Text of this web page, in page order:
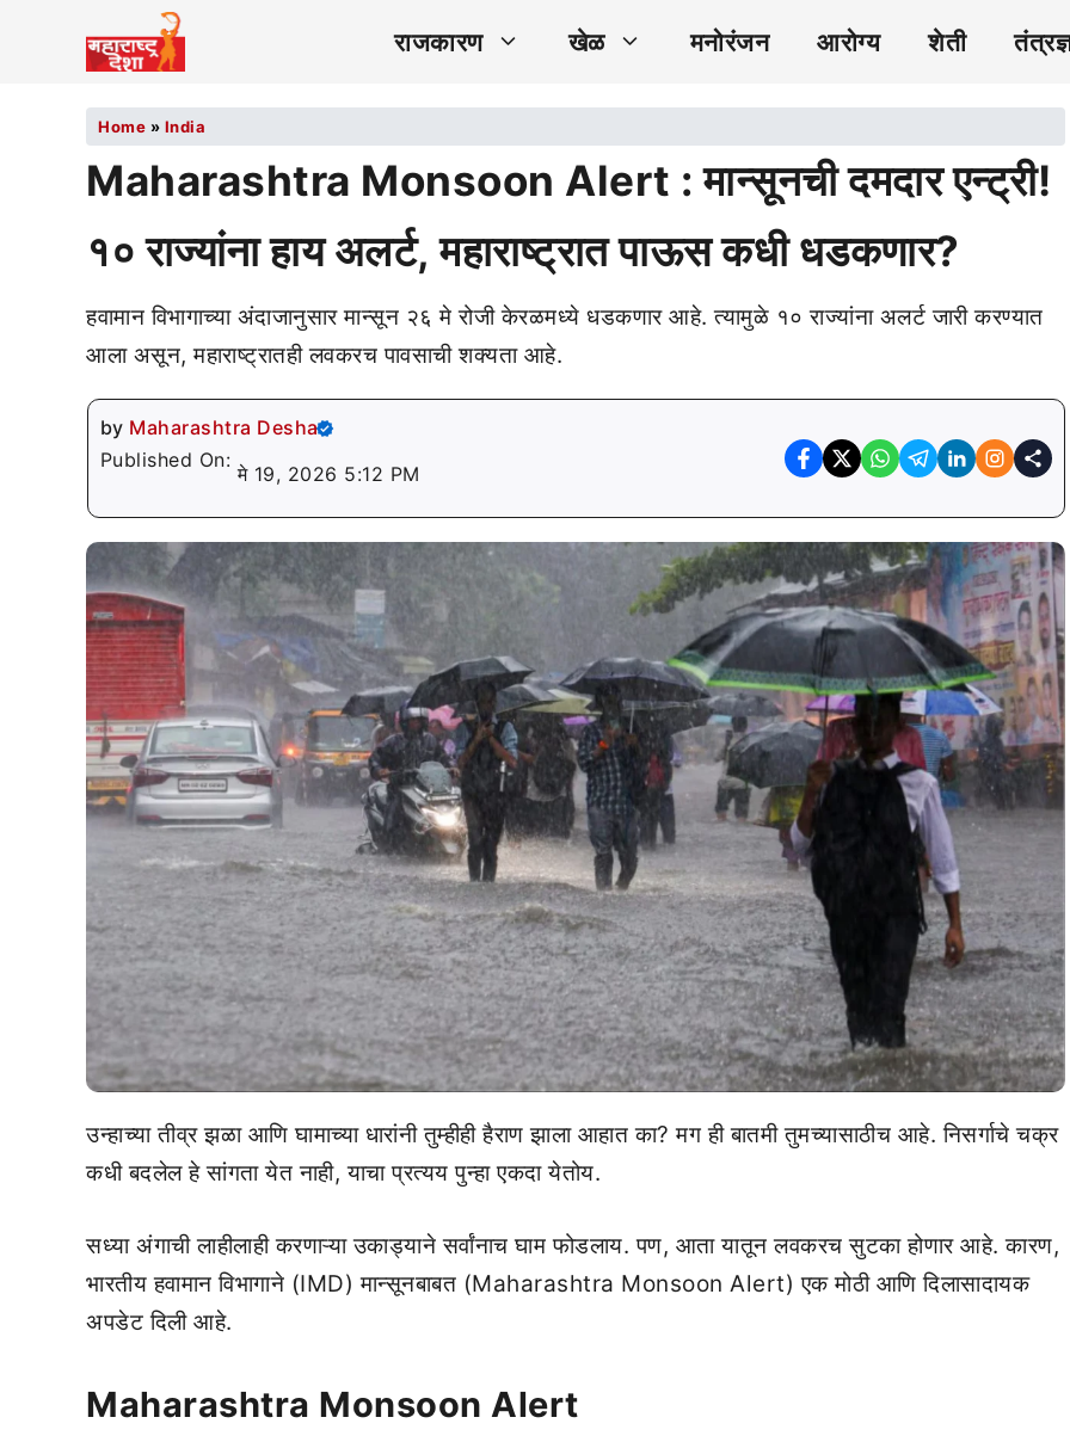
राजकारण खेळ मनोरंजन आरोग्य शेती
Home » India
Maharashtra Monsoon Alert : मान्सूनची दमदार एन्ट्री!
१० राज्यांना हाय अलर्ट, महाराष्ट्रात पाऊस कधी धडकणार?
हवामान विभागाच्या अंदाजानुसार मान्सून २६ मे रोजी केरळमध्ये धडकणार आहे. त्यामुळे १० राज्यांना अलर्ट जारी करण्यात
आला असून, महाराष्ट्रातही लवकरच पावसाची शक्यता आहे.
by Maharashtra Desha
Published On:
मे 19, 2026 5:12 PM
उन्हाच्या तीव्र झळा आणि घामाच्या धारांनी तुम्हीही हैराण झाला आहात का? मग ही बातमी तुमच्यासाठीच आहे. निसर्गाचे चक्र
कधी बदलेल हे सांगता येत नाही, याचा प्रत्यय पुन्हा एकदा येतोय.
सध्या अंगाची लाहीलाही करणाऱ्या उकाड्याने सर्वांनाच घाम फोडलाय. पण, आता यातून लवकरच सुटका होणार आहे. कारण,
भारतीय हवामान विभागाने (IMD) मान्सूनबाबत (Maharashtra Monsoon Alert) एक मोठी आणि दिलासादायक
अपडेट दिली आहे.
Maharashtra Monsoon Alert